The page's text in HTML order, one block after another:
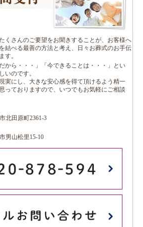
くさんのご要望をお聞きすることが、お客様へ
結べる最善の方法と考え、日々お葬式のお手伝
す。
から・・・」「今できることは・・・」とい
いのです。
実にし、大きな安心感を得て頂けるよう精一
っておりますので、いつでもお気軽にご相談
北田原町2361-3
男山松里15-10